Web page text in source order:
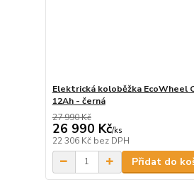
Elektrická koloběžka EcoWheel
12Ah - černá
27 990 Kč
26 990 Kč/ks
22 306 Kč bez DPH
Přidat do